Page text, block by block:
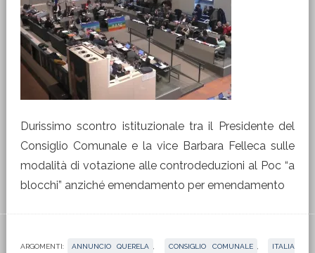
Durissimo scontro istituzionale tra il Presidente del
Consiglio Comunale e la vice Barbara Felleca sulle
modalità di votazione alle controdeduzioni al Poc “a
blocchi” anziché emendamento per emendamento
ARGOMENTI: ANNUNCIO QUERELA CONSIGLIO COMUNALE ITALIA